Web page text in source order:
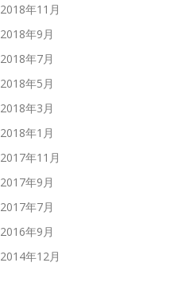
2018年11月
2018年9月
2018年7月
2018年5月
2018年3月
2018年1月
2017年11月
2017年9月
2017年7月
2016年9月
2014年12月